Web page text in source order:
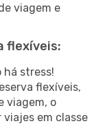
viagem e
flexíveis:
há stress!
flexíveis,
viagem, o
em classe